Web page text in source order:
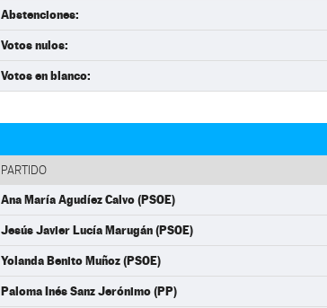
Abstenciones:
Votos nulos:
Votos en blanco:
PARTIDO
Ana María Agudíez Calvo (PSOE)
Jesús Javier Lucía Marugán (PSOE)
Yolanda Benito Muñoz (PSOE)
Paloma Inés Sanz Jerónimo (PP)